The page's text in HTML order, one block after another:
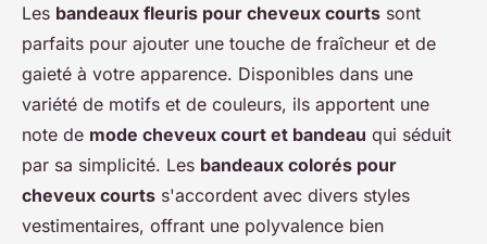
Les bandeaux fleuris pour cheveux courts sont
parfaits pour ajouter une touche de fraîcheur et de
gaieté à votre apparence. Disponibles dans une
variété de motifs et de couleurs, ils apportent une
note de mode cheveux court et bandeau qui séduit
par sa simplicité. Les bandeaux colorés pour
cheveux courts s'accordent avec divers styles
vestimentaires, offrant une polyvalence bien